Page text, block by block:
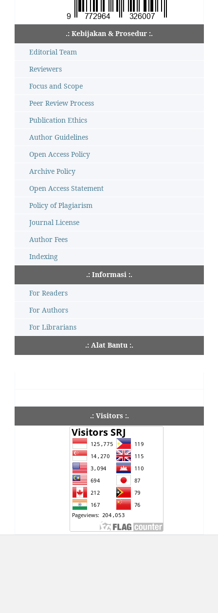
.: Kebijakan & Prosedur :.
Editorial Team
Reviewers
Focus and Scope
Peer Review Process
Publication Ethics
Author Guidelines
Open Access Policy
Archive Policy
Open Access Statement
Policy of Plagiarism
Journal License
Author Fees
Indexing
.: Informasi :.
For Readers
For Authors
For Librarians
.: Alat Bantu :.
.: Visitors :.